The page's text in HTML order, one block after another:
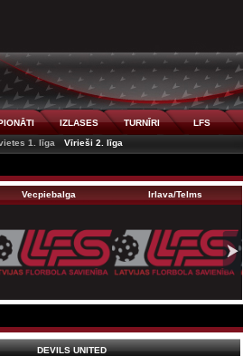
IZLASES TURNĪRI LFS
1. līga Vīrieši 2. līga
Vecpiebalga Irlava/Telms
DEVILS UNITED